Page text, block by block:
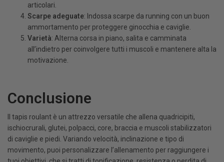
articolari.
Scarpe adeguate: Indossa scarpe da running con un buon
ammortamento per proteggere ginocchia e caviglie.
Varietà: Alterna corsa in piano, salita e camminata
all’indietro per coinvolgere tutti i muscoli e mantenere alta la
motivazione.
Conclusione
Il tapis roulant è un attrezzo versatile che allena quadricipiti,
ischiocrurali, glutei, polpacci, core, braccia e muscoli stabilizzatori
di caviglie e piedi. Variando velocità, inclinazione e tipo di
movimento, puoi personalizzare l’allenamento per raggiungere i